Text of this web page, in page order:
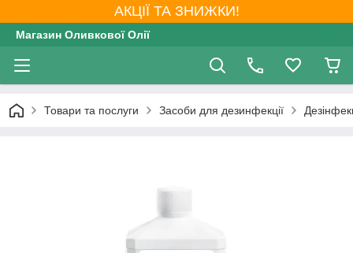
АКЦІЇ ТА ЗНИЖКИ!
Магазин Оливкової Олії
Товари та послуги Засоби для дезинфекції